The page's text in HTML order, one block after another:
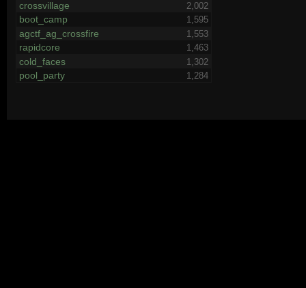
crossvillage 2,002
boot_camp 1,595
agctf_ag_crossfire 1,553
rapidcore 1,463
cold_faces 1,302
pool_party 1,284